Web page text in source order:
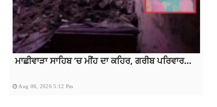
ਮਾਛੀਵਾੜਾ ਸਾਹਿਬ ‘ਚ ਮੀਂਹ ਦਾ ਕਹਿਰ, ਗਰੀਬ ਪਰਿਵਾਰ...
Aug 06, 2026 5:12 Pm